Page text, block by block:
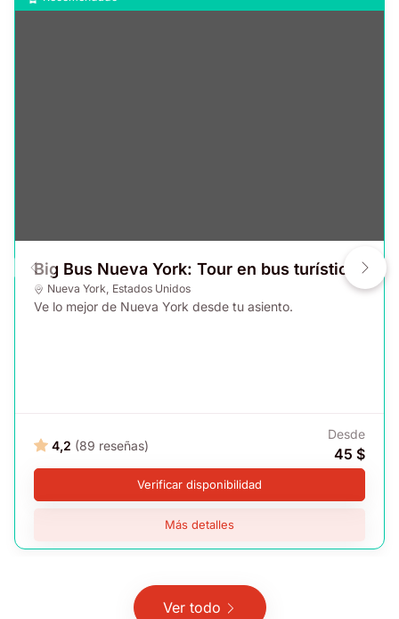
Big Bus Nueva York: Tour en bus turístico
Nueva York, Estados Unidos
Ve lo mejor de Nueva York desde tu asiento.
4,2 (89 reseñas)
Desde
45 $
Verificar disponibilidad
Más detalles
Ver todo